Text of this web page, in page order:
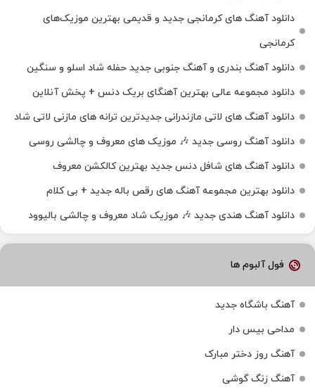
دانلود آهنگ‌ های کرمانجی جدید و قدیمی بهترین موزیک‌های
کرمانجی
دانلود آهنگ بندری و آهنگ جنوبی جدید حفله شاد اسلو و سنگین
دانلود مجموعه عالی بهترین آهنگای بریک دنس + پخش آنلاین
دانلود آهنگ‌ های لاتی مازندرانی جدیدترین ترانه های مازنی لاتی شاد
دانلود آهنگ روسی جدید 🎶 موزیک‌ های معروف و چالشی روسی
دانلود آهنگ های شافل دنس جدید بهترین کالکشن معروف
دانلود بهترین مجموعه آهنگ های رقص باله جدید + بی کلام
دانلود آهنگ هندی جدید 🎶 موزیک شاد معروف و چالشی بالیوود
فول آلبوم ها
آهنگ باشگاه جدید
مداحی بیس دار
آهنگ روز دختر مبارک
آهنگ زنگ گوشی